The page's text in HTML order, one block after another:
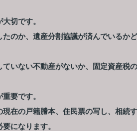
切です。
のか、遺産分割協議が済んでいるかど
いない不動産がないか、固定資産税の
要です。
在の戸籍謄本、住民票の写し、相続す
になります。